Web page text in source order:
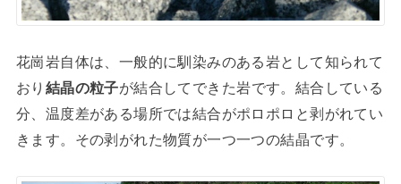
花崗岩自体は、一般的に馴染みのある岩として知られて
おり 結晶の粒子が結合してできた岩です。結合している
分、温度差がある場所では結合がポロポロと剥がれてい
きます。その剥がれた物質が一つ一つの結晶です。